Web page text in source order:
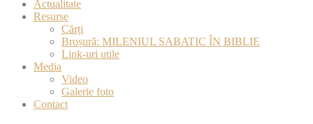
Actualitate
Resurse
Cărți
Broșură: MILENIUL SABATIC ÎN BIBLIE
Link-uri utile
Media
Video
Galerie foto
Contact